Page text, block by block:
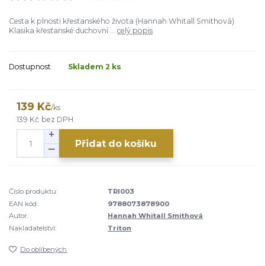
Cesta k plnosti křesťanského života (Hannah Whitall Smithová)
Klasika křesťanské duchovní ... celý popis
Dostupnost Skladem 2 ks
139 Kč/ks
139 Kč bez DPH
Přidat do košíku
Číslo produktu:
TRI003
EAN kód:
9788073878900
Autor:
Hannah Whitall Smithová
Nakladatelství:
Triton
Do oblíbených